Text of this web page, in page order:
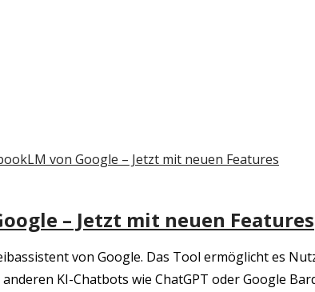
– Jetzt mit neuen Features
von Google. Das Tool ermöglicht es
KI-Chatbots wie ChatGPT oder Google